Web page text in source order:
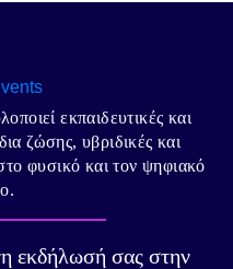
εκπαιδευτικές και
ζώσης, υβριδικές και
φυσικό και τον ψηφιακό
εκδήλωσή σας στην